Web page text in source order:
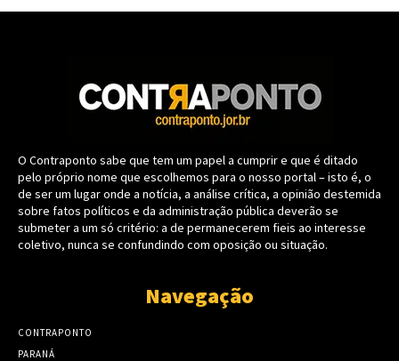
O Contraponto sabe que tem um papel a cumprir e que é ditado
pelo próprio nome que escolhemos para o nosso portal – isto é, o
de ser um lugar onde a notícia, a análise crítica, a opinião destemida
sobre fatos políticos e da administração pública deverão se
submeter a um só critério: a de permanecerem fieis ao interesse
coletivo, nunca se confundindo com oposição ou situação.
Navegação
CONTRAPONTO
PARANÁ